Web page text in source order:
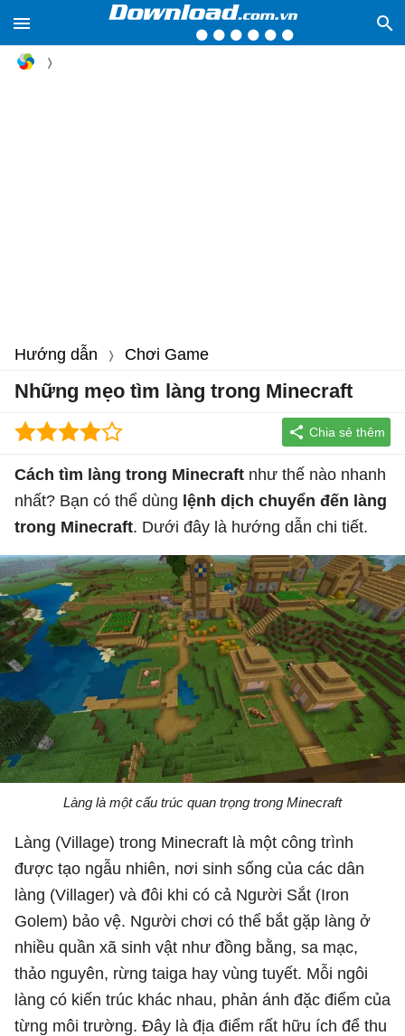
Hướng dẫn Chơi Game
Những mẹo tìm làng trong Minecraft
Cách tìm làng trong Minecraft như thế nào nhanh
nhất? Bạn có thể dùng lệnh dịch chuyển đến làng
trong Minecraft. Dưới đây là hướng dẫn chi tiết.
Làng là một cấu trúc quan trọng trong Minecraft
Làng (Village) trong Minecraft là một công trình
được tạo ngẫu nhiên, nơi sinh sống của các dân
làng (Villager) và đôi khi có cả Người Sắt (Iron
Golem) bảo vệ. Người chơi có thể bắt gặp làng ở
nhiều quần xã sinh vật như đồng bằng, sa mạc,
thảo nguyên, rừng taiga hay vùng tuyết. Mỗi ngôi
làng có kiến trúc khác nhau, phản ánh đặc điểm của
từng môi trường. Đây là địa điểm rất hữu ích để thu